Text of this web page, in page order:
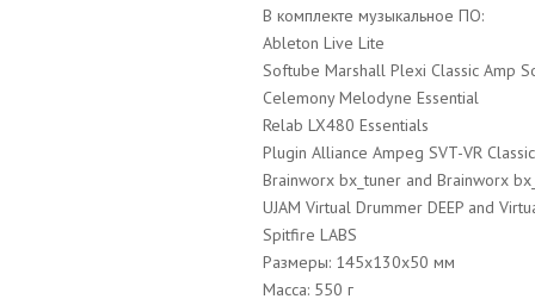
В комплекте музыкальное ПО:
Ableton Live Lite
Softube Marshall Plexi Classic Amp
Celemony Melodyne Essential
Relab LX480 Essentials
Plugin Alliance Ampeg SVT-VR Classic
Brainworx bx_tuner and Brainworx
UJAM Virtual Drummer DEEP and
Spitfire LABS
Размеры: 145x130x50 мм
Масса: 550 г